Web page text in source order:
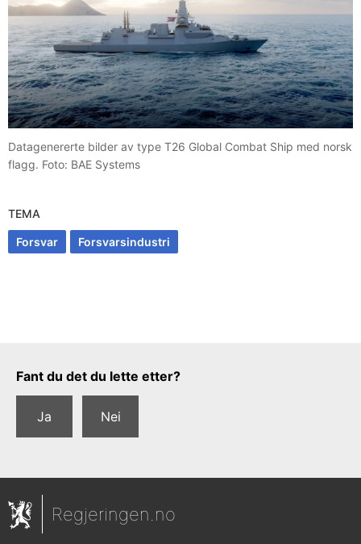
Datagenererte bilder av type T26 Global Combat Ship med norsk
flagg. Foto: BAE Systems
TEMA
Forsvar Forsvarsindustri
Tilbakemeldingsskjema
Fant du det du lette etter?
Ja Nei
Regjeringen.no